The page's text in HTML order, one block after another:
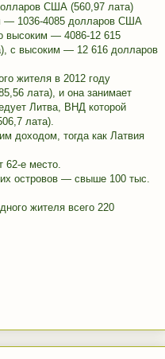
США (560,97 лата)
— 1036-4085 долларов США
высоким — 4086-12 615
с высоким — 12 616 долларов
жителя в 2012 году
лата), и она занимает
Литва, ВНД которой
лата).
доходом, тогда как Латвия
62-е место.
островов — свыше 100 тыс.
жителя всего 220